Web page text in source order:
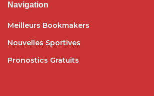
Navigation
Meilleurs Bookmakers
Nouvelles Sportives
Pronostics Gratuits